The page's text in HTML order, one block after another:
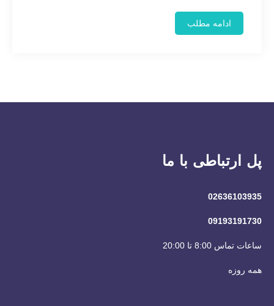
ادامه مطلب
پل ارتباطی با ما
02636103935
09193191730
ساعات تماس 8:00 تا 20:00
همه روزه